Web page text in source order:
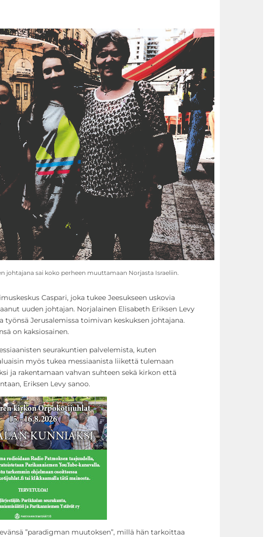
johtajana sai koko perheen muuttamaan Norjasta Israeliin.
Caspari, joka tukee Jeesukseen uskovia
uuden johtajan. Norjalainen Elisabeth Eriksen Levy
työnsä Jerusalemissa toimivan keskuksen johtajana.
on kaksiosainen.
seurakuntien palvelemista, kuten
myös tukea messiaanista liikettä tulemaan
ja rakentamaan vahvan suhteen sekä kirkon että
Eriksen Levy sanoo.
”paradigman muutoksen”, millä hän tarkoittaa